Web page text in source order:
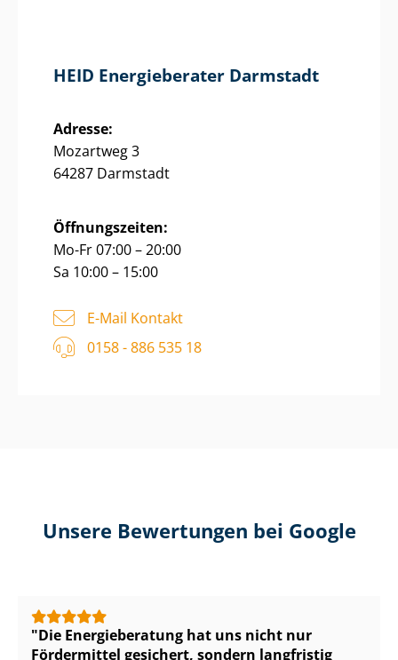
HEID Energieberater Darmstadt
Adresse:
Mozartweg 3
64287 Darmstadt
Öffnungszeiten:
Mo-Fr 07:00 – 20:00
Sa 10:00 – 15:00
E-Mail Kontakt
0158 - 886 535 18
Unsere Bewertungen bei Google
Die Energieberatung hat uns nicht nur
Fördermittel gesichert, sondern langfristig